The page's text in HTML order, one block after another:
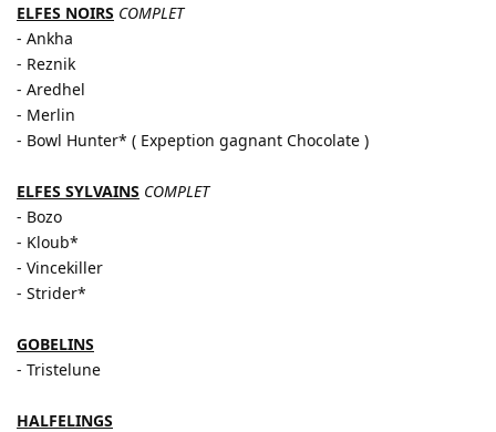
ELFES NOIRS COMPLET
- Ankha
- Reznik
- Aredhel
- Merlin
- Bowl Hunter* ( Expeption gagnant Chocolate )
ELFES SYLVAINS COMPLET
- Bozo
- Kloub*
- Vincekiller
- Strider*
GOBELINS
- Tristelune
HALFELINGS